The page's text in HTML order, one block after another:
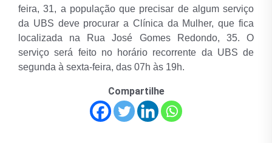
feira, 31, a população que precisar de algum serviço
da UBS deve procurar a Clínica da Mulher, que fica
localizada na Rua José Gomes Redondo, 35. O
serviço será feito no horário recorrente da UBS de
segunda à sexta-feira, das 07h às 19h.
Compartilhe